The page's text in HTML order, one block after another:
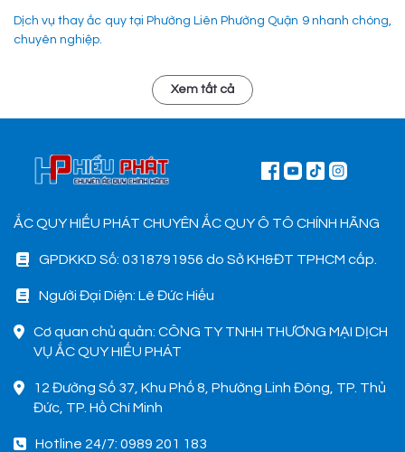
Dịch vụ thay ắc quy tại Phường Liên Phường Quận 9 nhanh chóng,
chuyên nghiệp.
Xem tất cả
ẮC QUY HIẾU PHÁT CHUYÊN ẮC QUY Ô TÔ CHÍNH HÃNG
GPDKKD Số: 0318791956 do Sở KH&ĐT TPHCM cấp.
Người Đại Diện: Lê Đức Hiếu
Cơ quan chủ quản: CÔNG TY TNHH THƯƠNG MẠI DỊCH
VỤ ẮC QUY HIẾU PHÁT
12 Đường Số 37, Khu Phố 8, Phường Linh Đông, TP. Thủ
Đức, TP. Hồ Chí Minh
Hotline 24/7: 0989 201 183